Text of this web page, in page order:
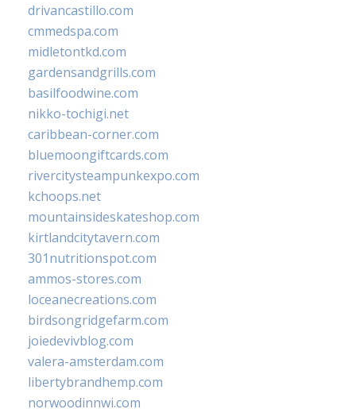
drivancastillo.com
cmmedspa.com
midletontkd.com
gardensandgrills.com
basilfoodwine.com
nikko-tochigi.net
caribbean-corner.com
bluemoongiftcards.com
rivercitysteampunkexpo.com
kchoops.net
mountainsideskateshop.com
kirtlandcitytavern.com
301nutritionspot.com
ammos-stores.com
loceanecreations.com
birdsongridgefarm.com
joiedevivblog.com
valera-amsterdam.com
libertybrandhemp.com
norwoodinnwi.com